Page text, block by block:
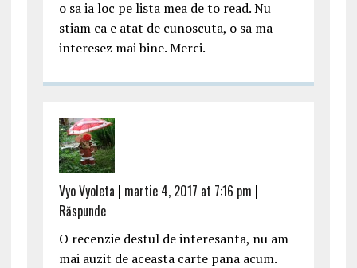
o sa ia loc pe lista mea de to read. Nu
stiam ca e atat de cunoscuta, o sa ma
interesez mai bine. Merci.
Vyo Vyoleta | martie 4, 2017 at 7:16 pm |
Răspunde
O recenzie destul de interesanta, nu am
mai auzit de aceasta carte pana acum.